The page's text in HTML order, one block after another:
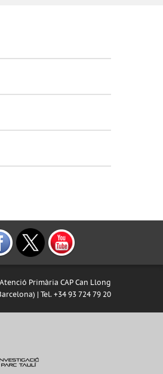
Primària CAP Can Llong
| Tel. +34 93 724 79 20